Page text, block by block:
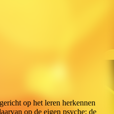
op het leren herkennen
op de eigen psyche; de